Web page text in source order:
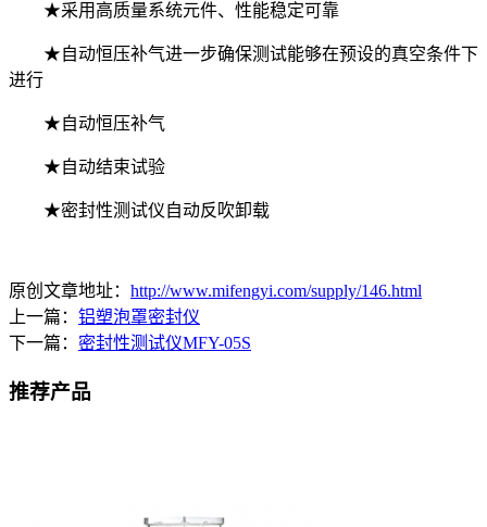
★采用高质量系统元件、性能稳定可靠
★自动恒压补气进一步确保测试能够在预设的真空条件下
进行
★自动恒压补气
★自动结束试验
★密封性测试仪自动反吹卸载
原创文章地址： http://www.mifengyi.com/supply/146.html
上一篇： 铝塑泡罩密封仪
下一篇： 密封性测试仪MFY-05S
推荐产品